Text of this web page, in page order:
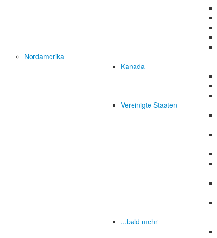
Nordamerika
Kanada
Vereinigte Staaten
...bald mehr